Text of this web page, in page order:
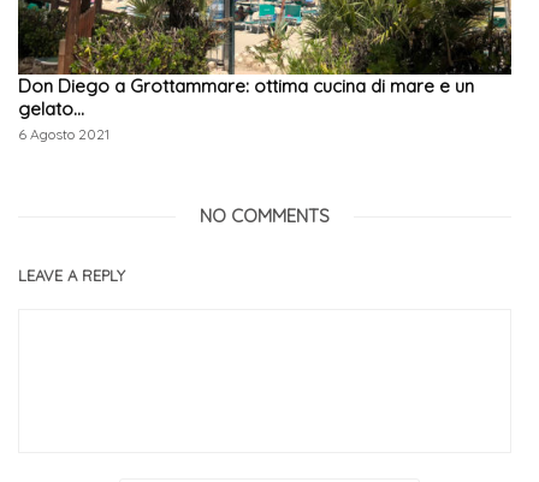
Don Diego a Grottammare: ottima cucina di mare e un
gelato…
6 Agosto 2021
NO COMMENTS
LEAVE A REPLY